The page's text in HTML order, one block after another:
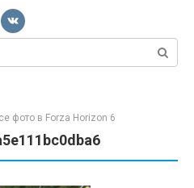
фото в Forza Horizon 6